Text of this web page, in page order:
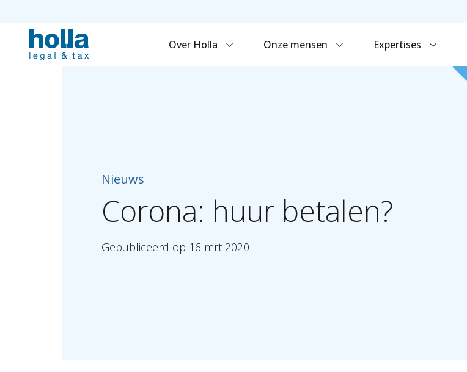
Over Holla Onze mensen Expertises
Nieuws
Corona: huur betalen?
Gepubliceerd op 16 mrt 2020